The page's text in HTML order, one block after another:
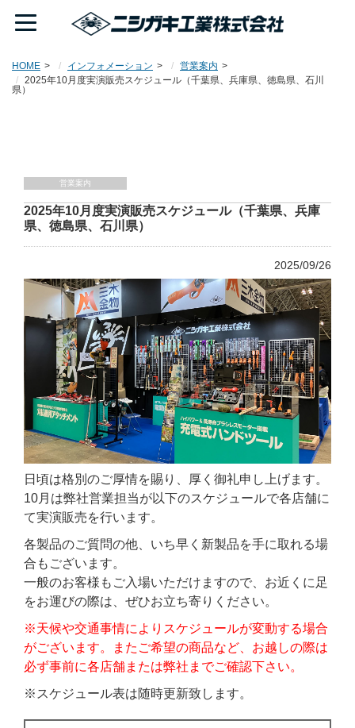
HOME インフォメーション
営業案内
2025年10月度実演販売スケジュール（千葉県、兵庫県、徳島県、石川
県）
営業案内
2025年10月度実演販売スケジュール（千葉県、兵庫
県、徳島県、石川県）
2025/09/26
日頃は格別のご厚情を賜り、厚く御礼申し上げます。
10月は弊社営業担当が以下のスケジュールで各店舗に
て実演販売を行います。
各製品のご質問の他、いち早く新製品を手に取れる場
合もございます。
一般のお客様もご入場いただけますので、お近くに足
をお運びの際は、ぜひお立ち寄りください。
※天候や交通事情によりスケジュールが変動する場合
がございます。またご希望の商品など、お越しの際は
必ず事前に各店舗または弊社までご確認下さい。
※スケジュール表は随時更新致します。